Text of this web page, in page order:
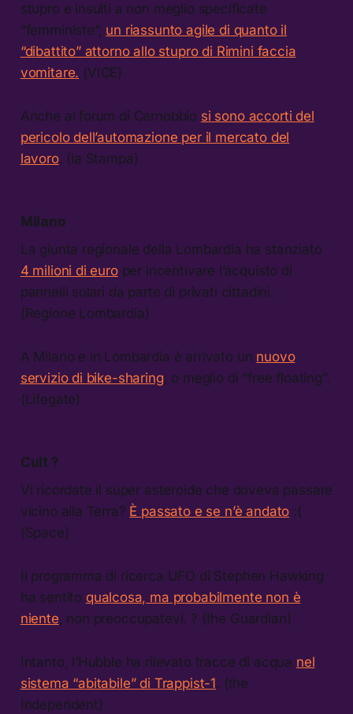
stupro e insulti a non meglio specificate
“femministe”, un riassunto agile di quanto il
“dibattito” attorno allo stupro di Rimini faccia
vomitare. (VICE)
Anche al forum di Cernobbio si sono accorti del
pericolo dell’automazione per il mercato del
lavoro. (la Stampa)
Milano
La giunta regionale della Lombardia ha stanziato
4 milioni di europer incentivare l’acquisto di
pannelli solari da parte di privati cittadini.
(Regione Lombardia)
A Milano e in Lombardia è arrivato un nuovo
servizio di bike-sharing, o meglio di “free floating”.
(Lifegate)
Cult ?
Vi ricordate il super asteroide che doveva passare
vicino alla Terra? È passato e se n’è andato :(
(Space)
Il programma di ricerca UFO di Stephen Hawking
ha sentito qualcosa, ma probabilmente non è
niente, non preoccupatevi. ? (the Guardian)
Intanto, l’Hubble ha rilevato tracce di acqua nel
sistema “abitabile” di Trappist-1. (the
Independent)